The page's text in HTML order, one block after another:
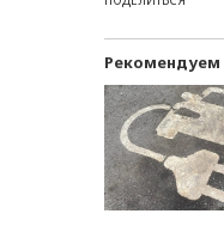
Рекомендуем